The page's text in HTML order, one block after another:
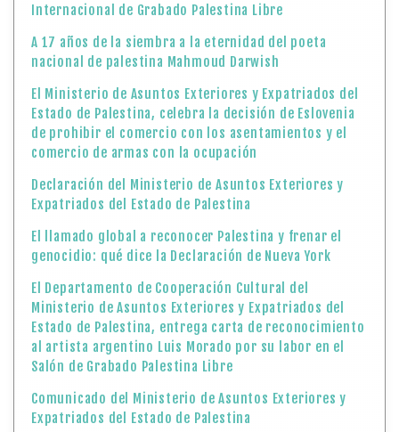
Internacional de Grabado Palestina Libre
A 17 años de la siembra a la eternidad del poeta
nacional de palestina Mahmoud Darwish
El Ministerio de Asuntos Exteriores y Expatriados del
Estado de Palestina, celebra la decisión de Eslovenia
de prohibir el comercio con los asentamientos y el
comercio de armas con la ocupación
Declaración del Ministerio de Asuntos Exteriores y
Expatriados del Estado de Palestina
El llamado global a reconocer Palestina y frenar el
genocidio: qué dice la Declaración de Nueva York
El Departamento de Cooperación Cultural del
Ministerio de Asuntos Exteriores y Expatriados del
Estado de Palestina, entrega carta de reconocimiento
al artista argentino Luis Morado por su labor en el
Salón de Grabado Palestina Libre
Comunicado del Ministerio de Asuntos Exteriores y
Expatriados del Estado de Palestina